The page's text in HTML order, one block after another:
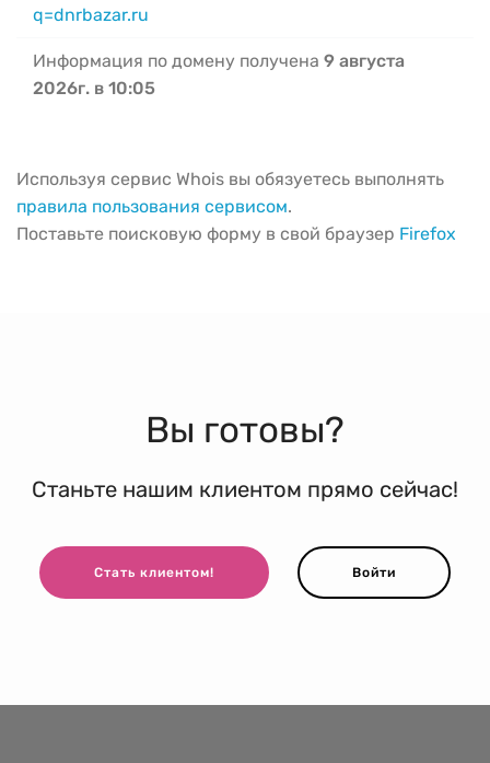
q=dnrbazar.ru
Информация по домену получена 9 августа
2026г. в 10:05
Используя сервис Whois вы обязуетесь выполнять
правила пользования сервисом.
Поставьте поисковую форму в свой браузер Firefox
Вы готовы?
Станьте нашим клиентом прямо сейчас!
Стать клиентом! Войти